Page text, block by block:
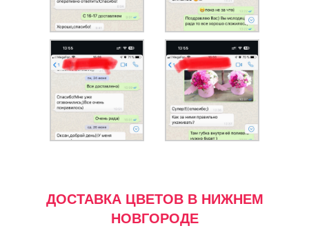
ДОСТАВКА ЦВЕТОВ В НИЖНЕМ
НОВГОРОДЕ